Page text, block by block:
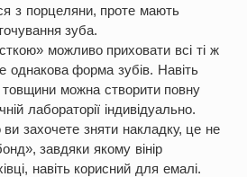
з порцеляни, проте мають
зуба.
можливо приховати всі ті ж
однакова форма зубів. Навіть
товщини можна створити повну
лабораторії індивідуально.
захочете зняти накладку, це не
завдяки якому вінір
навіть корисний для емалі.